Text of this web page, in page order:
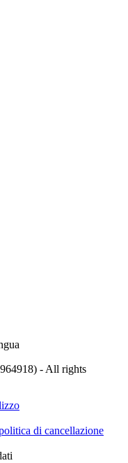
- All rights
di cancellazione